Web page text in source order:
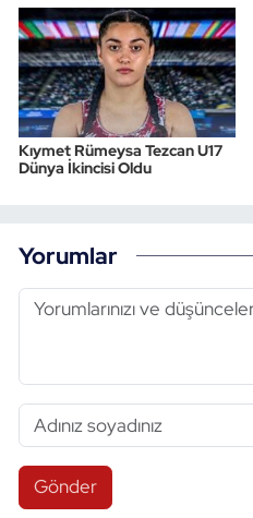
Kıymet Rümeysa Tezcan U17
Dünya İkincisi Oldu
Yorumlar
Gönder